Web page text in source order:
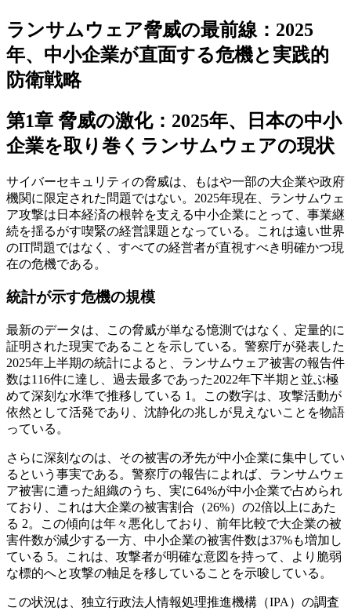
ランサムウェア脅威の最前線：2025
年、中小企業が直面する危機と実践的
防衛戦略
第1章 脅威の激化：2025年、日本の中小
企業を取り巻くランサムウェアの現状
サイバーセキュリティの脅威は、もはや一部の大企業や政府
機関に限定された問題ではない。2025年現在、ランサムウェ
ア攻撃は日本経済の根幹を支える中小企業にとって、事業継
続を揺るがす喫緊の経営課題となっている。これは遠い世界
のIT問題ではなく、すべての経営者が直視すべき明確かつ現
在の危機である。
統計が示す危機の規模
最新のデータは、この脅威が単なる憶測ではなく、定量的に
証明された現実であることを示している。警察庁が発表した
2025年上半期の統計によると、ランサムウェア被害の報告件
数は116件に達し、過去最多であった2022年下半期と並ぶ極
めて深刻な水準で推移している 1。この数字は、攻撃活動が
依然として活発であり、沈静化の兆しが見えないことを物語
っている。
さらに深刻なのは、その被害の矛先が中小企業に集中してい
るという事実である。警察庁の報告によれば、ランサムウェ
ア被害に遭った組織のうち、実に64%が中小企業で占められ
ており、これは大企業の被害割合（26%）の2倍以上にあた
る 2。この傾向は年々悪化しており、前年比較で大企業の被
害件数が減少する一方、中小企業の被害件数は37%も増加し
ている 5。これは、攻撃者が明確な意図を持って、より脆弱
な標的へと攻撃の軸足を移していることを示唆している。
この状況は、独立行政法人情報処理推進機構（IPA）の調査